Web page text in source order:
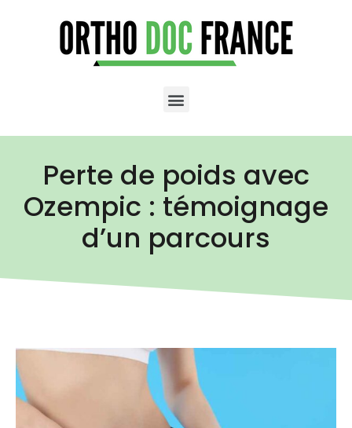
Perte de poids avec
Ozempic : témoignage
d’un parcours